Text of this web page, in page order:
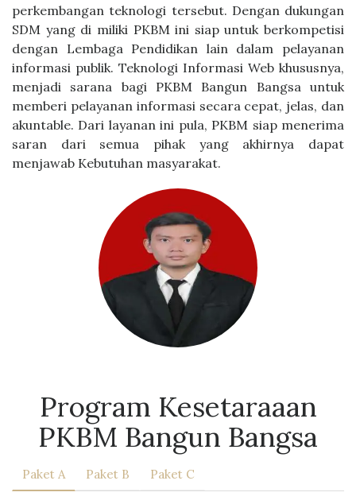
perkembangan teknologi tersebut. Dengan dukungan
SDM yang di miliki PKBM ini siap untuk berkompetisi
dengan Lembaga Pendidikan lain dalam pelayanan
informasi publik. Teknologi Informasi Web khususnya,
menjadi sarana bagi PKBM Bangun Bangsa untuk
memberi pelayanan informasi secara cepat, jelas, dan
akuntable. Dari layanan ini pula, PKBM siap menerima
saran dari semua pihak yang akhirnya dapat
menjawab Kebutuhan masyarakat.
Program Kesetaraaan
PKBM Bangun Bangsa
Paket A Paket B Paket C